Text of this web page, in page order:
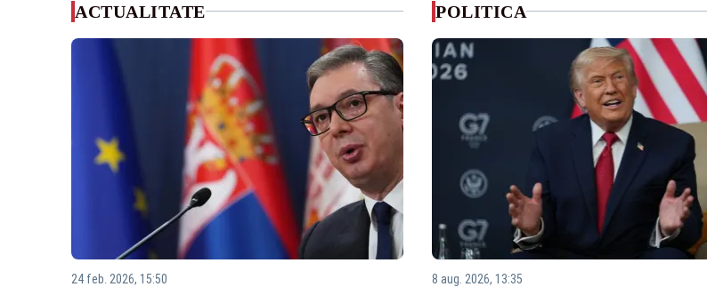
ACTUALITATE
24 feb. 2026, 15:50
POLITICA
8 aug. 2026, 13:35